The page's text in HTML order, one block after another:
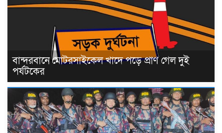
বান্দরবানে মোটরসাইকেল খাদে পড়ে প্রাণ গেল দুই
পর্যটকের